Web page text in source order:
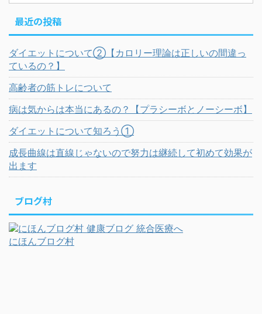
最近の投稿
ダイエットについて②【カロリー理論は正しいの間違っ
ているの？】
高齢者の筋トレについて
病は気からは本当にあるの？【プラシーボとノーシーボ】
ダイエットについて知ろう①
成長曲線は直線じゃないので努力は継続して初めて効果が
出ます
ブログ村
にほんブログ村